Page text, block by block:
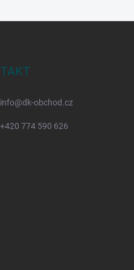
info@dk-obchod.cz
+420 774 590 626